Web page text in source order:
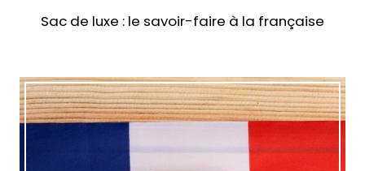
Sac de luxe : le savoir-faire à la française